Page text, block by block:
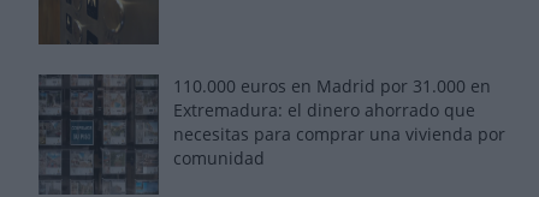
110.000 euros en Madrid por 31.000 en
Extremadura: el dinero ahorrado que
necesitas para comprar una vivienda por
comunidad